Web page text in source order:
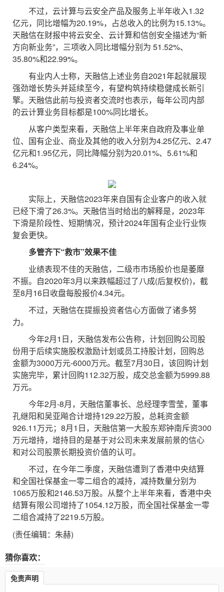
不过，云计算与云安全产品及服务上半年收入1.32
亿元，同比增幅为20.19%，占总收入的比例为15.13%。
天融信在财报中将云安全、云计算和信创安全描述为“新
方向新业务”，三项收入同比增幅分别为 51.52%、
35.80%和22.99%。
有业内人士称，天融信上述业务自2021年起就展现
强劲增长势头并延续至今，有望构筑持续稳健成长新引
擎。天融信此前与投资者交流时也表示，每年公司内部
的云计算业务目标都是100%同比增长。
从客户类型来看，天融信上半年来自政府及事业单
位、国有企业、商业及其他的收入分别为4.25亿元、2.47
亿元和1.95亿元，同比降幅分别为20.01%、5.61%和
6.24%。
实际上，天融信2023年来自国有企业客户的收入就
已经下滑了26.3%。天融信当时给出的解释是，2023年
下滑是阶段性、短期情况，预计2024年国有企业行业恢
复会更快。
多管齐下“救市”效果不佳
业绩表现不佳的天融信，二级市市场股价也是萎靡
不振。自2020年3月以来跌幅超过了八成(后复权价)，截
至8月16日收盘每股报价4.34元。
不过，天融信在提振投资者信心方面做了诸多努
力。
今年2月1日，天融信发布公告称，计划回购公司股
份用于后续实施股权激励计划或员工持股计划，回购总
金额为3000万元-6000万元。截至7月30日，该回购计划
实施完毕，累计回购112.32万股，成交总金额为5999.88
万元。
今年2月-8月，天融信董事长、总经理李雪莹，董事
孔继阳和吴亚飚合计增持129.22万股，总耗资金额
926.11万元；8月1日，天融信第一大股东郑钟南斥资300
万元增持，增持目的是基于对公司未来发展前景的信心
和对公司股票长期投资价值的认可。
不过，在今年二季度，天融信遭到了香港中央结算
和全国社保基金一零二组合的减持，减持数量分别为
1065万股和2146.53万股。从整个上半年来看，香港中央
结算有限公司增持了1054.12万股，而全国社保基金一零
二组合减持了2219.5万股。
(责任编辑：朱赫)
猜你喜欢：
免责声明